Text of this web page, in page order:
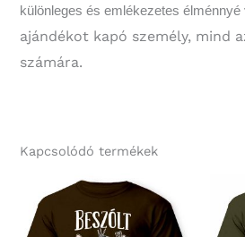
különleges és emlékezetes élménnyé
ajándékot kapó személy, mind
számára.
Kapcsolódó termékek